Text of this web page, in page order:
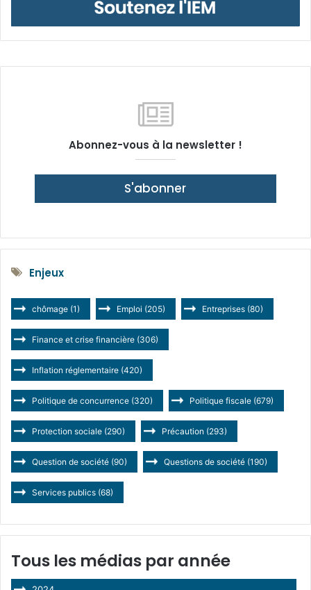
Abonnez-vous à la newsletter !
S'abonner
Enjeux
chômage (1) Emploi (205) Entreprises (80)
Finance et crise financière (306)
Inflation réglementaire (420)
Politique de concurrence (320) Politique fiscale (679)
Protection sociale (290) Précaution (293)
Question de société (90) Questions de société (190)
Services publics (68)
Tous les médias par année